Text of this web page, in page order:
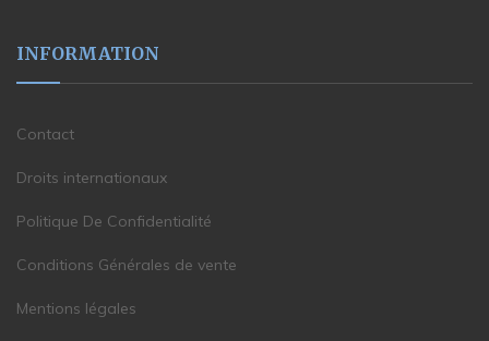
INFORMATION
Contact
Droits internationaux
Politique De Confidentialité
Conditions Générales de vente
Mentions légales